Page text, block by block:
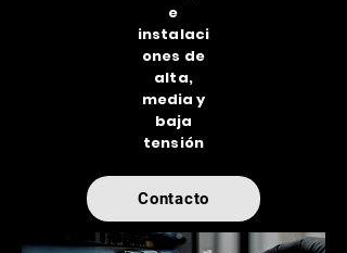
e
instalaci
ones de
alta,
media y
baja
tensión
Contacto